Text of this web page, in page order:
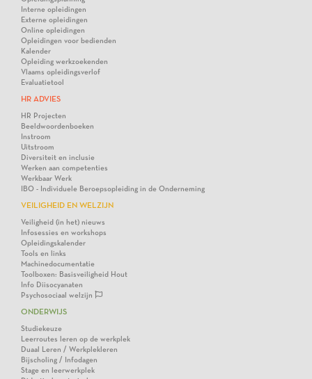
Interne opleidingen
Externe opleidingen
Online opleidingen
Opleidingen voor bedienden
Kalender
Opleiding werkzoekenden
Vlaams opleidingsverlof
Evaluatietool
HR ADVIES
HR Projecten
Beeldwoordenboeken
Instroom
Uitstroom
Diversiteit en inclusie
Werken aan competenties
Werkbaar Werk
IBO - Individuele Beroepsopleiding in de Onderneming
VEILIGHEID EN WELZIJN
Veiligheid (in het) nieuws
Infosessies en workshops
Opleidingskalender
Tools en links
Machinedocumentatie
Toolboxen: Basisveiligheid Hout
Info Diisocyanaten
Psychosociaal welzijn
ONDERWIJS
Studiekeuze
Leerroutes leren op de werkplek
Duaal Leren / Werkplekleren
Bijscholing / Infodagen
Stage en leerwerkplek